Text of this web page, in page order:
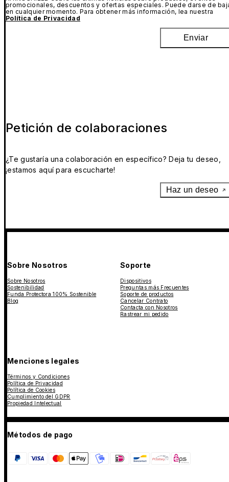
promocionales, descuentos y ofertas especiales. Puede darse de
en cualquier momento. Para obtener más información, lea nuestra
Política de Privacidad
Enviar
Petición de colaboraciones
¿Te gustaría una colaboración en específico? Deja tu deseo,
¡estamos aquí para escucharte!
Haz un deseo
Sobre Nosotros
Sobre Nosotros
Sostenibilidad
Funda Protectora 100% Sostenible
Blog
Soporte
Dispositivos
Preguntas más Frecuentes
Soporte de productos
Cancelar Contrato
Contacta con Nosotros
Rastrear mi pedido
Menciones legales
Términos y Condiciones
Política de Privacidad
Política de Cookies
Cumplimiento del GDPR
Propiedad Intelectual
Métodos de pago